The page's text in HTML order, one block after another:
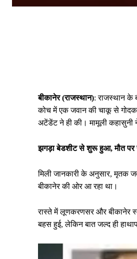
बीकानेर (राजस्थान): राजस्थान के
कोच में एक जवान की चाकू से
अटेंडेंट ने ही की। मामूली
झगड़ा बेडशीट से शुरू हुआ, मौत
मिली जानकारी के अनुसार, मृतक
बीकानेर की ओर आ रहा था।
रास्ते में लूणकरणसर और बीकानेर
बहस हुई, लेकिन बात जल्द ही